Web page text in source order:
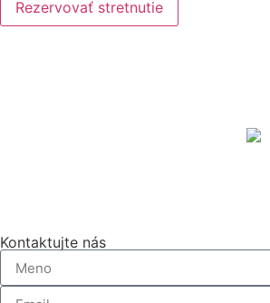
Rezervovať stretnutie
Kontaktujte nás